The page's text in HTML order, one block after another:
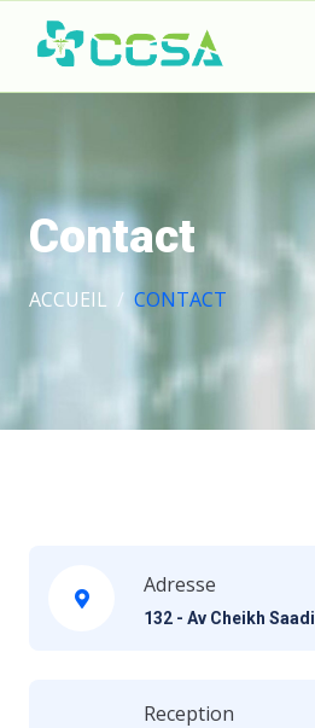
Contact
ACCUEIL CONTACT
Adresse
132 - Av Cheikh
Reception